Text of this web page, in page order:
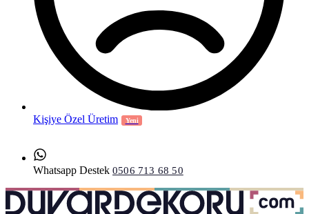
Kişiye Özel Üretim Yeni
Whatsapp Destek 0506 713 68 50